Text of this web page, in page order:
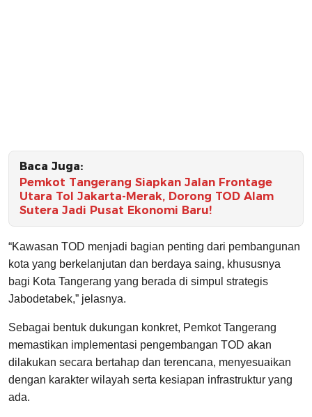
Baca Juga:
Pemkot Tangerang Siapkan Jalan Frontage
Utara Tol Jakarta-Merak, Dorong TOD Alam
Sutera Jadi Pusat Ekonomi Baru!
“Kawasan TOD menjadi bagian penting dari pembangunan
kota yang berkelanjutan dan berdaya saing, khususnya
bagi Kota Tangerang yang berada di simpul strategis
Jabodetabek,” jelasnya.
Sebagai bentuk dukungan konkret, Pemkot Tangerang
memastikan implementasi pengembangan TOD akan
dilakukan secara bertahap dan terencana, menyesuaikan
dengan karakter wilayah serta kesiapan infrastruktur yang
ada.